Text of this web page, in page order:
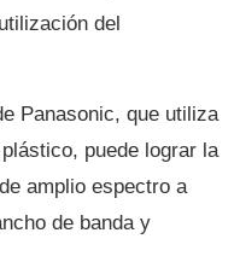
del
Panasonic, que utiliza
puede lograr la
amplio espectro a
de banda y